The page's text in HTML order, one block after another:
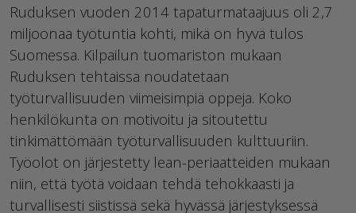
Ruduksen vuoden 2014 tapaturmataajuus oli 2,7
miljoonaa työtuntia kohti, mikä on hyvä tulos
Suomessa. Kilpailun tuomariston mukaan
Ruduksen tehtaissa noudatetaan
työturvallisuuden viimeisimpiä oppeja. Koko
henkilökunta on motivoitu ja sitoutettu
tinkimättömään työturvallisuuden kulttuuriin.
Työolot on järjestetty lean-periaatteiden mukaan
niin, että työtä voidaan tehdä tehokkaasti ja
turvallisesti siistissä sekä hyvässä järjestyksessä